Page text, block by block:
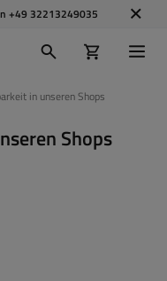
+49 32213249035
in unseren Shops
Shops